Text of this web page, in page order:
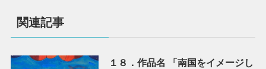
関連記事
１８．作品名 「南国をイメージし